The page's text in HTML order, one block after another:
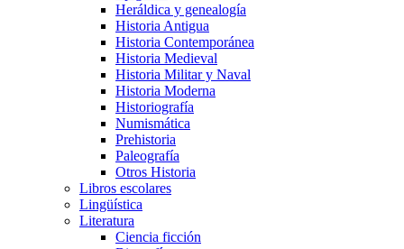
Heráldica y genealogía
Historia Antigua
Historia Contemporánea
Historia Medieval
Historia Militar y Naval
Historia Moderna
Historiografía
Numismática
Prehistoria
Paleografía
Otros Historia
Libros escolares
Lingüística
Literatura
Ciencia ficción